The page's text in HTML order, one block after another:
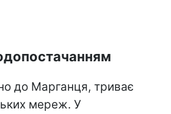
до Марганця, триває
мереж. У